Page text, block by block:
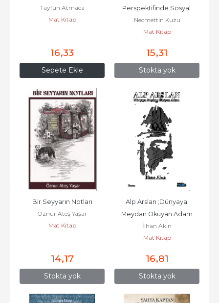
Sepete Ekle
Tayfun Atmaca
Mat Kitap
16,33
Stokta yok
Perspektifinde Sosyal
Sorumluluk Proje Yönetimi
Kılavuzu
Necmettin Kuzu
Mat Kitap
15,31
Stokta yok
Bir Seyyarın Notları
Öznur Ateş Yaşar
Mat Kitap
14,17
Stokta yok
Alp Arslan ;Dünyaya
Meydan Okuyan Adam
İlhan Akın
Mat Kitap
16,81